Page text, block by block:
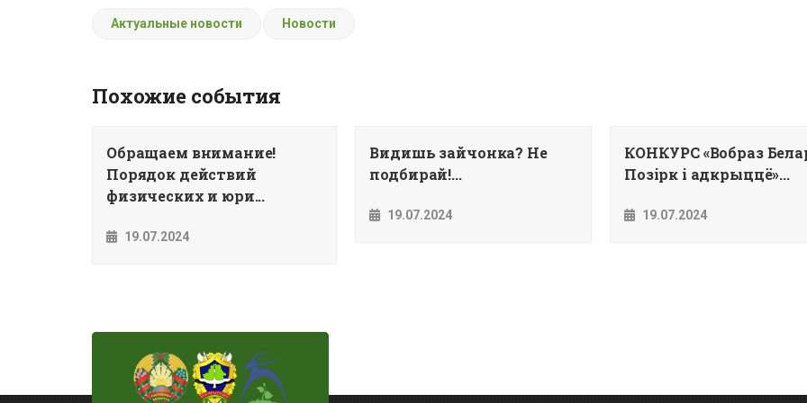
Актуальные новости Новости
Похожие события
Обращаем внимание!
Порядок действий
физических и юри...
19.07.2024
Видишь зайчонка? Не
подбирай!...
19.07.2024
КОНКУРС «Вобраз
Позiрк i адкрыццё»...
19.07.2024